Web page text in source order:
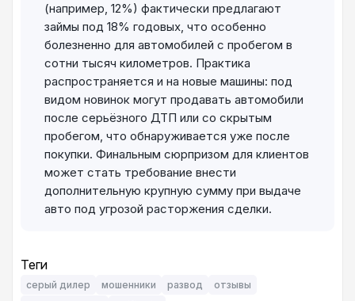
(например, 12%) фактически предлагают
займы под 18% годовых, что особенно
болезненно для автомобилей с пробегом в
сотни тысяч километров. Практика
распространяется и на новые машины: под
видом новинок могут продавать автомобили
после серьёзного ДТП или со скрытым
пробегом, что обнаруживается уже после
покупки. Финальным сюрпризом для клиентов
может стать требование внести
дополнительную крупную сумму при выдаче
авто под угрозой расторжения сделки.
Теги
серый дилер мошенники развод
отзывы